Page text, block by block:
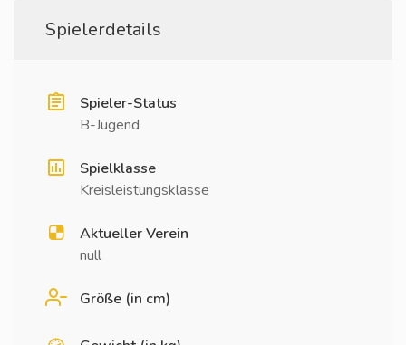
Spielerdetails
Spieler-Status
B-Jugend
Spielklasse
Kreisleistungsklasse
Aktueller Verein
null
Größe (in cm)